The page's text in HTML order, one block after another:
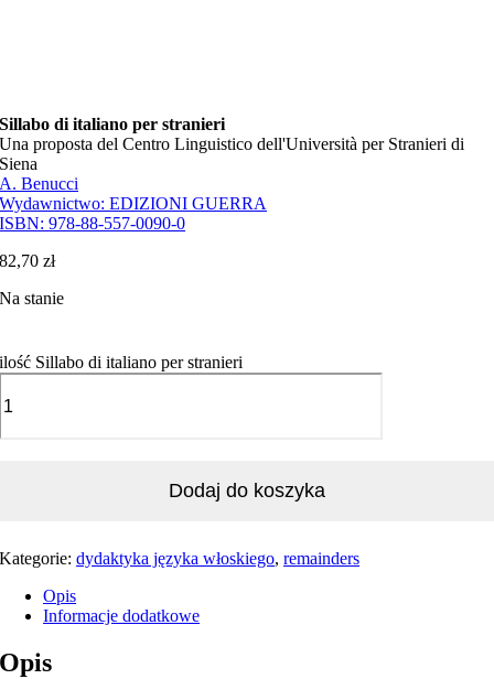
Sillabo di italiano per stranieri
Una proposta del Centro Linguistico dell'Università per Stranieri di
Siena
A. Benucci
Wydawnictwo:EDIZIONI GUERRA
ISBN:978-88-557-0090-0
82,70zł
Na stanie
ilość Sillabo di italiano per stranieri
Dodaj do koszyka
Kategorie:dydaktyka języka włoskiego,remainders
Opis
Informacje dodatkowe
Opis